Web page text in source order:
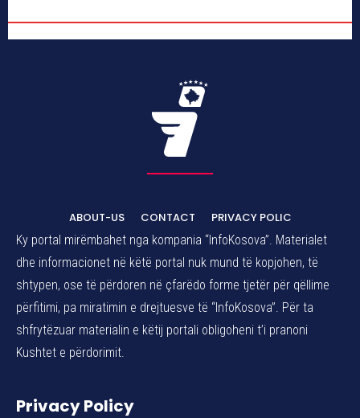
ABOUT-US CONTACT
PRIVACY POLIC
Ky portal mirëmbahet nga kompania “InfoKosova”. Materialet
dhe informacionet në këtë portal nuk mund të kopjohen, të
shtypen, ose të përdoren në çfarëdo forme tjetër për qëllime
përfitimi, pa miratimin e drejtuesve të “InfoKosova”. Për ta
shfrytëzuar materialin e këtij portali obligoheni t’i pranoni
Kushtet e përdorimit.
Privacy Policy